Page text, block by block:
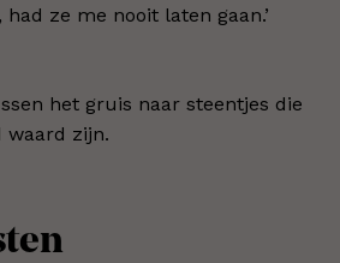
ze me nooit laten gaan.’
het gruis naar steentjes die
waard zijn.